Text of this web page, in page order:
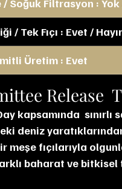
Soğuk Filtrasyon : Yok
/ Tek Fıçı : Evet / Hayır
Üretim : Evet
Release
kapsamında  sınırlı
deniz
fıçılarıyla
baharat ve bitkisel